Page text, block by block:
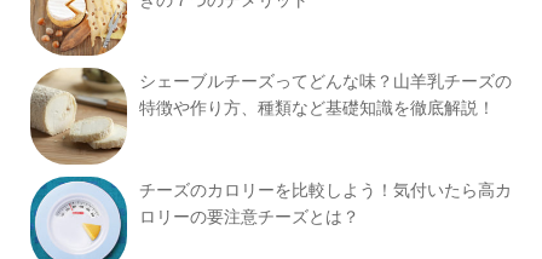
シェーブルチーズってどんな味？山羊乳チーズの
特徴や作り方、種類など基礎知識を徹底解説！
チーズのカロリーを比較しよう！気付いたら高カ
ロリーの要注意チーズとは？